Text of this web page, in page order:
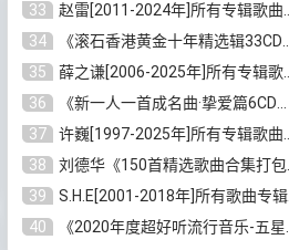
33
赵雷[2011-2024年]所有专辑歌曲打包[无损FLAC/MP3/2.64GB]百度云网盘下载
34
《滚石香港黄金十年精选辑33CD》[无损APE/WAV分轨/13.6GB]百度云网盘下载
35
薛之谦[2006-2025年]所有专辑歌曲合集[无损FLAC/MP3/5.20GB]百度云网盘下载
36
《新一人一首成名曲·挚爱篇6CD》[无损MP3/DTS/WAV分轨/4.43GB]百度云网盘下载
37
许巍[1997-2025年]所有专辑歌曲合集打包[无损FLAC/MP3/7.48GB]百度云网盘下载
38
刘德华《150首精选歌曲合集打包》[无损FLAC/MP3/5.26GB]百度云网盘下载
39
S.H.E[2001-2018年]所有歌曲专辑打包[无损FLAC/MP3/16.05GB]百度云网盘下载
40
《2020年度超好听流行音乐-五星珍藏版10CD》[无损WAV/MP3/6.77GB]百度云网盘下载